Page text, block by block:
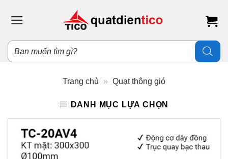
qua
dung
Tìm
kiếm
sản
Trang chủ » Quạt thông gió
DANH MỤC LỰA CHỌN